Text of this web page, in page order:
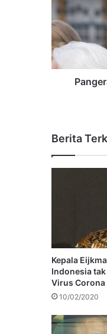
Berita
Kepala
Indonesia
Virus Corona
10/02/2020